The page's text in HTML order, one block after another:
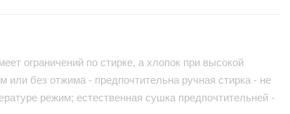
ограничений по стирке, а хлопок при высокой
без отжима - предпочтительна ручная стирка - не
режим; естественная сушка предпочтительней -